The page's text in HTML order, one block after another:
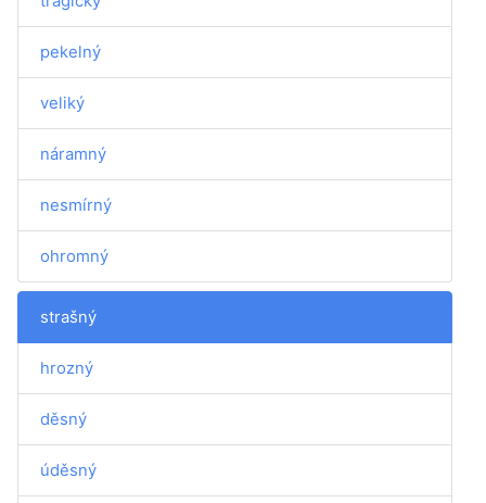
pekelný
veliký
náramný
nesmírný
ohromný
strašný
hrozný
děsný
úděsný